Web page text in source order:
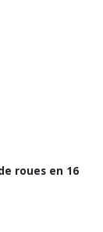
roues en 16